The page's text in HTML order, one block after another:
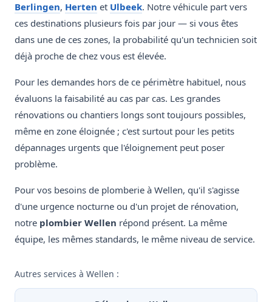
Berlingen, Herten et Ulbeek. Notre véhicule part vers
ces destinations plusieurs fois par jour — si vous êtes
dans une de ces zones, la probabilité qu'un technicien soit
déjà proche de chez vous est élevée.
Pour les demandes hors de ce périmètre habituel, nous
évaluons la faisabilité au cas par cas. Les grandes
rénovations ou chantiers longs sont toujours possibles,
même en zone éloignée ; c'est surtout pour les petits
dépannages urgents que l'éloignement peut poser
problème.
Pour vos besoins de plomberie à Wellen, qu'il s'agisse
d'une urgence nocturne ou d'un projet de rénovation,
notre plombier Wellen répond présent. La même
équipe, les mêmes standards, le même niveau de service.
Autres services à Wellen :